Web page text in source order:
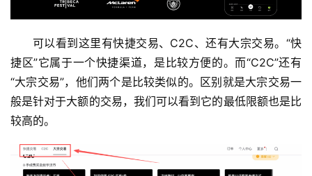
可以看到这里有快捷交易、C2C、还有大宗交易。“快
捷区”它属于一个快捷渠道，是比较方便的。而“C2C”还有
“大宗交易”，他们两个是比较类似的。区别就是大宗交易一
般是针对于大额的交易，我们可以看到它的最低限额也是比
较高的。